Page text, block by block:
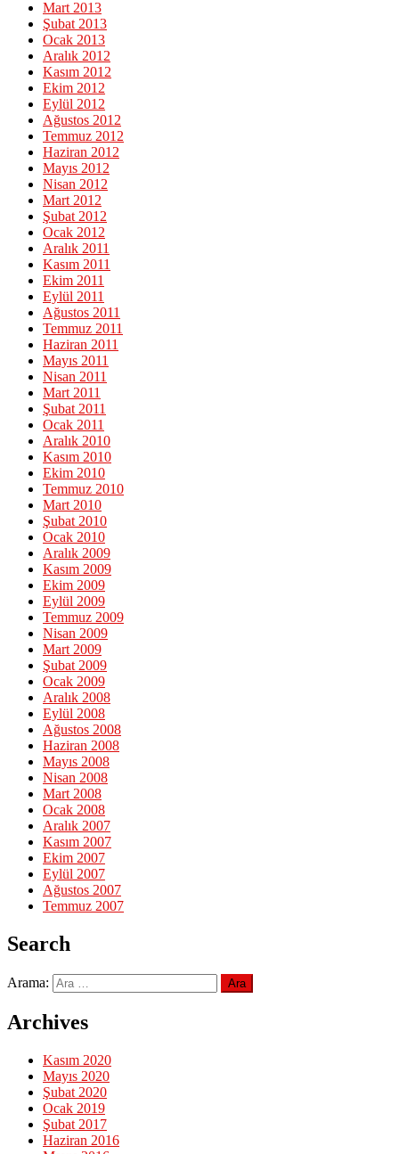
Mart 2013
Şubat 2013
Ocak 2013
Aralık 2012
Kasım 2012
Ekim 2012
Eylül 2012
Ağustos 2012
Temmuz 2012
Haziran 2012
Mayıs 2012
Nisan 2012
Mart 2012
Şubat 2012
Ocak 2012
Aralık 2011
Kasım 2011
Ekim 2011
Eylül 2011
Ağustos 2011
Temmuz 2011
Haziran 2011
Mayıs 2011
Nisan 2011
Mart 2011
Şubat 2011
Ocak 2011
Aralık 2010
Kasım 2010
Ekim 2010
Temmuz 2010
Mart 2010
Şubat 2010
Ocak 2010
Aralık 2009
Kasım 2009
Ekim 2009
Eylül 2009
Temmuz 2009
Nisan 2009
Mart 2009
Şubat 2009
Ocak 2009
Aralık 2008
Eylül 2008
Ağustos 2008
Haziran 2008
Mayıs 2008
Nisan 2008
Mart 2008
Ocak 2008
Aralık 2007
Kasım 2007
Ekim 2007
Eylül 2007
Ağustos 2007
Temmuz 2007
Search
Arama:
Archives
Kasım 2020
Mayıs 2020
Şubat 2020
Ocak 2019
Şubat 2017
Haziran 2016